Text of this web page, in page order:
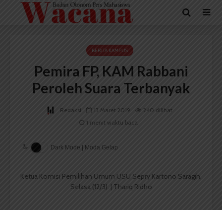
BERITA KAMPUS
Pemira FP, KAM Rabbani
Peroleh Suara Terbanyak
Redaksi 13 Maret 2019
240 dilihat
1 menit waktu baca
Dark Mode | Moda Gelap
Ketua Komisi Pemilihan Umum USU Sepry Kartono Saragih,
Selasa (12/3). | Thariq Ridho